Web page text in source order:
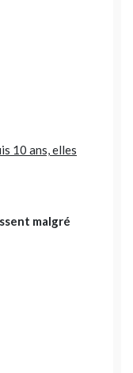
10 ans, elles
malgré